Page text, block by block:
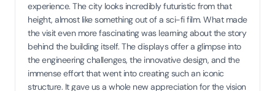
experience. The city looks incredibly futuristic from that
height, almost like something out of a sci-fi film. What made
the visit even more fascinating was learning about the story
behind the building itself. The displays offer a glimpse into
the engineering challenges, the innovative design, and the
immense effort that went into creating such an iconic
structure. It gave us a whole new appreciation for the vision